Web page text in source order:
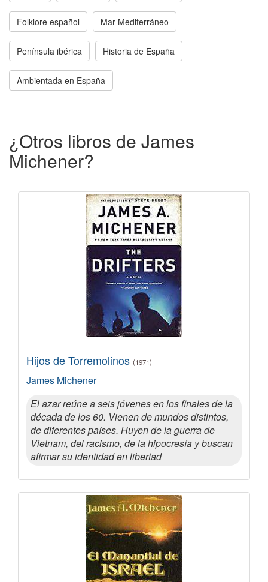
Folklore español Mar Mediterráneo
Península ibérica Historia de España
Ambientada en España
¿Otros libros de James
Michener?
Hijos de Torremolinos (1971)
James Michener
El azar reúne a seis jóvenes en los finales de la
década de los 60. Vienen de mundos distintos,
de diferentes países. Huyen de la guerra de
Vietnam, del racismo, de la hipocresía y buscan
afirmar su identidad en libertad